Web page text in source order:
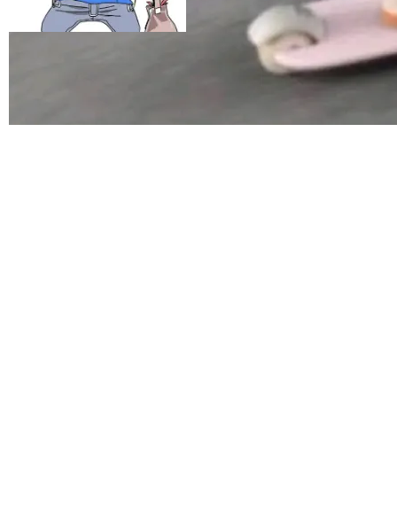
x / Windows / Harmony PC。 # macOS / Linu
x / Harmony PC curl -fsSL https://solon.noea
文窗口。随着项目规模的持续扩张与代码历史的
不断累积，代码仓中的模块关系、接口契约、业
务逻辑等关键信息往往分散于数十乃至数百个文
件之中，形成高度复杂的知识关联网络。传统的